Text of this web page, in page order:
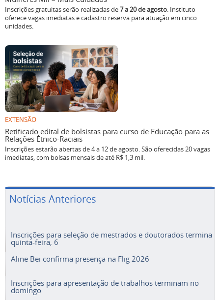
Inscrições gratuitas serão realizadas de7 a 20 de agosto. Instituto
oferece vagas imediatas e cadastro reserva para atuação em cinco
unidades.
EXTENSÃO
Retificado edital de bolsistas para curso de Educação para as
Relações Étnico-Raciais
Inscrições estarão abertas de 4 a 12 de agosto. São oferecidas 20 vagas
imediatas, com bolsas mensais de até R$ 1,3 mil.
Notícias Anteriores
Inscrições para seleção de mestrados e doutorados termina
quinta-feira, 6
Aline Bei confirma presença na Flig 2026
Inscrições para apresentação de trabalhos terminam no
domingo